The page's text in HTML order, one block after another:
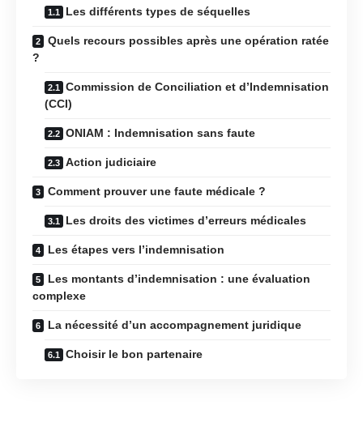
Les différents types de séquelles
Quels recours possibles après une opération ratée
?
Commission de Conciliation et d’Indemnisation
(CCI)
ONIAM : Indemnisation sans faute
Action judiciaire
Comment prouver une faute médicale ?
Les droits des victimes d’erreurs médicales
Les étapes vers l’indemnisation
Les montants d’indemnisation : une évaluation
complexe
La nécessité d’un accompagnement juridique
Choisir le bon partenaire